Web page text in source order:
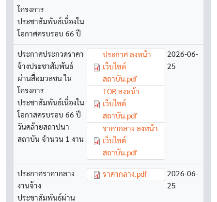
โครงการ
ประชาสัมพันธ์เนื่องใน
โอกาศครบรอบ 66 ปี
ประกาศประกวดราคา
จ้างประชาสัมพันธ์
ผ่านสื่อมวลชน ใน
โครงการ
ประชาสัมพันธ์เนื่องใน
โอกาสครบรอบ 66 ปี
วันคล้ายสถาปนา
สถาบัน จำนวน 1 งาน
Document
ประกาศ ลงหน้า
เว็บไซต์
สถาบัน.pdf
Document
TOR ลงหน้า
เว็บไซต์
สถาบัน.pdf
Document
ราคากลาง ลงหน้า
เว็บไซต์
สถาบัน.pdf
2026-06-
25
ประกาศราคากลาง
งานจ้าง
ประชาสัมพันธ์ผ่าน
Document
ราคากลาง.pdf
2026-06-
25